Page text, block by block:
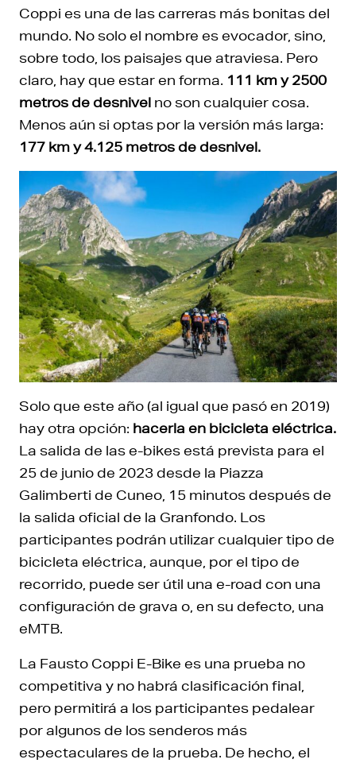
Coppi es una de las carreras más bonitas del
mundo. No solo el nombre es evocador, sino,
sobre todo, los paisajes que atraviesa. Pero
claro, hay que estar en forma. 111 km y 2500
metros de desnivel no son cualquier cosa.
Menos aún si optas por la versión más larga:
177 km y 4.125 metros de desnivel.
Solo que este año (al igual que pasó en 2019)
hay otra opción: hacerla en bicicleta eléctrica.
La salida de las e-bikes está prevista para el
25 de junio de 2023 desde la Piazza
Galimberti de Cuneo, 15 minutos después de
la salida oficial de la Granfondo. Los
participantes podrán utilizar cualquier tipo de
bicicleta eléctrica, aunque, por el tipo de
recorrido, puede ser útil una e-road con una
configuración de grava o, en su defecto, una
eMTB.
La Fausto Coppi E-Bike es una prueba no
competitiva y no habrá clasificación final,
pero permitirá a los participantes pedalear
por algunos de los senderos más
espectaculares de la prueba. De hecho, el